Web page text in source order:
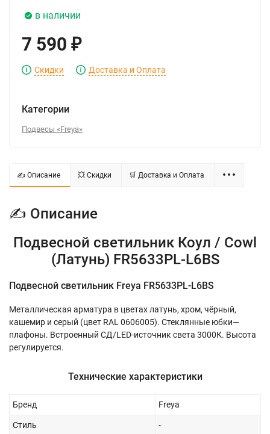
в наличии
7 590 ₽
Скидки Доставка и Оплата
Категории
Подвесы «Freya»
✍ Описание 💥 Скидки 🛒 Доставка и Оплата
✍ Описание
Подвесной светильник Коул / Cowl
(Латунь) FR5633PL-L6BS
Подвесной светильник Freya FR5633PL-L6BS
Металлическая арматура в цветах латунь, хром, чёрный,
кашемир и серый (цвет RAL 0606005). Стеклянные юбки—
плафоны. Встроенный СД/LED-источник света 3000К. Высота
регулируется.
Технические характеристики
Бренд Freya
Стиль -